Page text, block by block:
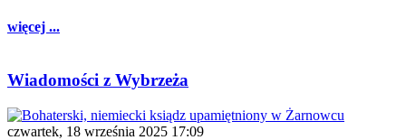
więcej ...
Wiadomości z Wybrzeża
czwartek, 18 września 2025 17:09